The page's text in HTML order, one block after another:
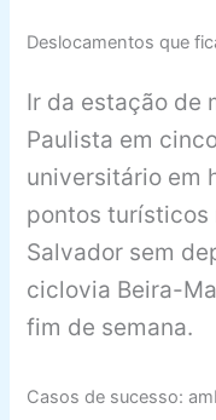
Deslocamentos que
Ir da estação de
Paulista em
universitário em
pontos turísticos
Salvador sem
ciclovia Beira-
fim de semana.
Casos de sucesso: